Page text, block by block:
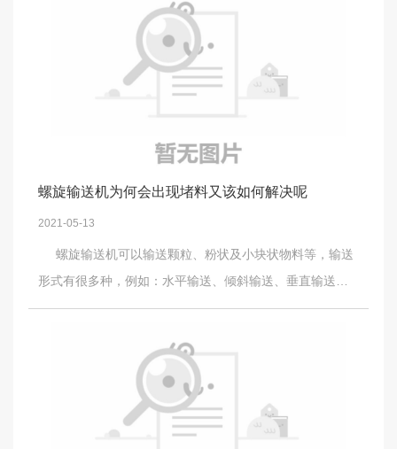
后质量指标： ①在满载条件下，带式输送机的模拟摩擦
系数f ≤0.020 。 ②托辊的使用寿命为3万小时（缓冲托辊
等除外）。在使用寿命内，托辊的损坏率不得超过3%。
振动给料机（喂料机）机能特点：振动平稳、工作可靠、
寿命长；可以调节激振力，可随时改变和控制流量，调节
利便不乱；振动电机为激振源，噪声低，耗电小，调节机
能好，无冲料现象。结构简朴，运行可靠，调节安装利
机身时可防止粉尘污染。 二、电磁振动给料机： 相比振
原理，双质体在低临界近共振状态下工作，消耗电能
少； 3、因为可以瞬时地改变和启闭料流，所以给料有效高
的精度； 4、采用了可控制半波整流线路，可以通过调节可
现出产流程的集中控制和自动控制； 5、因为给料槽中的物
料在给料过程中连续地被抛起，按抛物线的轨迹向前进行
跳跃运动，因此给料槽的磨损较小； 6、不合用于具有防爆
螺旋输送机为何会出现堵料又该如何解决呢
2021-05-13
螺旋输送机可以输送颗粒、粉状及小块状物料等，输送
形式有很多种，例如：水平输送、倾斜输送、垂直输送
等，输送距离可以从两米到七十米不等，输送过程中如果
见的一种。为何会出现堵料？出现堵料又该如何解决呢？
容易产生堵料故障的原因是操作人员未按照操作规范严格
操作，操作人员启动时要做到无负载，进料要均匀，空载
时必须将输送机停机，不能空载运转，为了确保进料均匀